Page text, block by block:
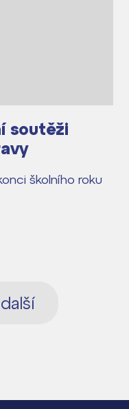
soutěži
školního roku